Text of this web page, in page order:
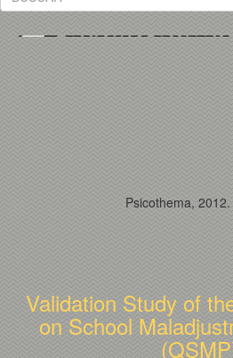
Psicothema, 2012.
Validation Study of
on School